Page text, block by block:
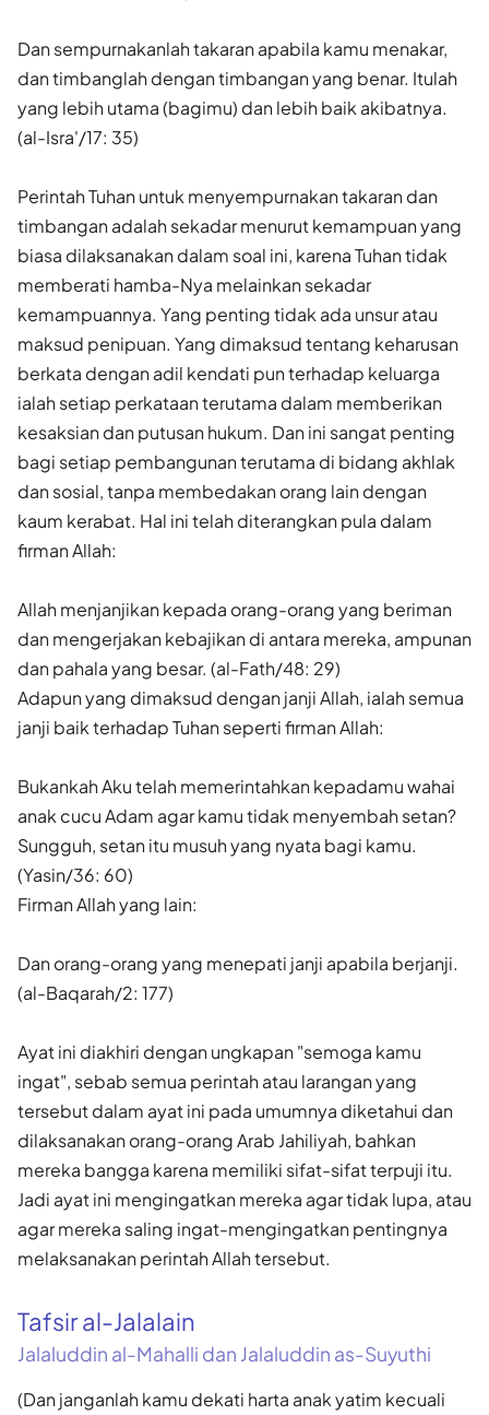
Dan sempurnakanlah takaran apabila kamu menakar,
dan timbanglah dengan timbangan yang benar. Itulah
yang lebih utama (bagimu) dan lebih baik akibatnya.
(al-Isra'/17: 35)
Perintah Tuhan untuk menyempurnakan takaran dan
timbangan adalah sekadar menurut kemampuan yang
biasa dilaksanakan dalam soal ini, karena Tuhan tidak
memberati hamba-Nya melainkan sekadar
kemampuannya. Yang penting tidak ada unsur atau
maksud penipuan. Yang dimaksud tentang keharusan
berkata dengan adil kendati pun terhadap keluarga
ialah setiap perkataan terutama dalam memberikan
kesaksian dan putusan hukum. Dan ini sangat penting
bagi setiap pembangunan terutama di bidang akhlak
dan sosial, tanpa membedakan orang lain dengan
kaum kerabat. Hal ini telah diterangkan pula dalam
firman Allah:
Allah menjanjikan kepada orang-orang yang beriman
dan mengerjakan kebajikan di antara mereka, ampunan
dan pahala yang besar. (al-Fath/48: 29)
Adapun yang dimaksud dengan janji Allah, ialah semua
janji baik terhadap Tuhan seperti firman Allah:
Bukankah Aku telah memerintahkan kepadamu wahai
anak cucu Adam agar kamu tidak menyembah setan?
Sungguh, setan itu musuh yang nyata bagi kamu.
(Yasin/36: 60)
Firman Allah yang lain:
Dan orang-orang yang menepati janji apabila berjanji.
(al-Baqarah/2: 177)
Ayat ini diakhiri dengan ungkapan "semoga kamu
ingat", sebab semua perintah atau larangan yang
tersebut dalam ayat ini pada umumnya diketahui dan
dilaksanakan orang-orang Arab Jahiliyah, bahkan
mereka bangga karena memiliki sifat-sifat terpuji itu.
Jadi ayat ini mengingatkan mereka agar tidak lupa, atau
agar mereka saling ingat-mengingatkan pentingnya
melaksanakan perintah Allah tersebut.
Tafsir al-Jalalain
Jalaluddin al-Mahalli dan Jalaluddin as-Suyuthi
(Dan janganlah kamu dekati harta anak yatim kecuali